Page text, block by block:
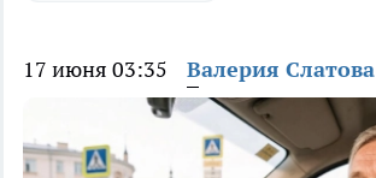
17 июня 03:35 Валерия Слатова